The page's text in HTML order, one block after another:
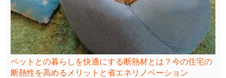
ペットとの暮らしを快適にする断熱材とは？今の住宅の
断熱性を高めるメリットと省エネリノベーション